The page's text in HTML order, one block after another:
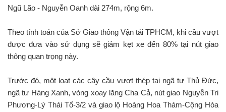
Ngũ Lão - Nguyễn Oanh dài 274m, rộng 6m.
Theo tính toán của Sở Giao thông Vận tải TPHCM, khi cầu vượt
được đưa vào sử dụng sẽ giảm kẹt xe đến 80% tại nút giao
thông quan trọng này.
Trước đó, một loạt các cây cầu vượt thép tại ngã tư Thủ Đức,
ngã tư Hàng Xanh, vòng xoay lăng Cha Cả, nút giao Nguyễn Tri
Phương-Lý Thái Tổ-3/2 và giao lộ Hoàng Hoa Thám-Cộng Hòa